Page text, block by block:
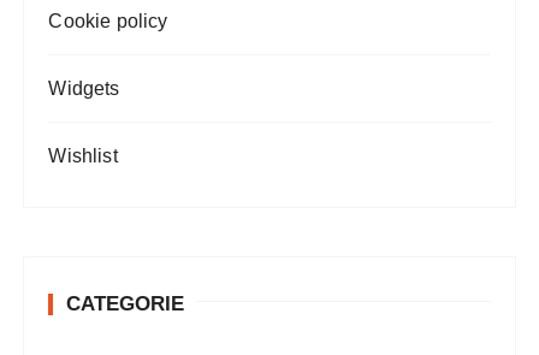
Cookie policy
Widgets
Wishlist
CATEGORIE